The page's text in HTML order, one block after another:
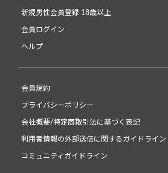
新規男性会員登録 18歳以上
会員ログイン
ヘルプ
会員規約
プライバシーポリシー
会社概要/特定商取引法に基づく表記
利用者情報の外部送信に関するガイドライン
コミュニティガイドライン